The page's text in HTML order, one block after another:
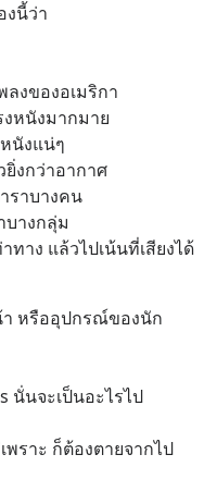
งนี้ว่า
ลงของอเมริกา
หนังมากมาย
นังแน่ๆ
ยิ่งกว่าอากาศ
ราบางคน
างกลุ่ม
าง แล้วไปเน้นที่เสียงได้
หรืออุปกรณ์ของนัก
นั่นจะเป็นอะไรไป
พราะ ก็ต้องตายจากไป